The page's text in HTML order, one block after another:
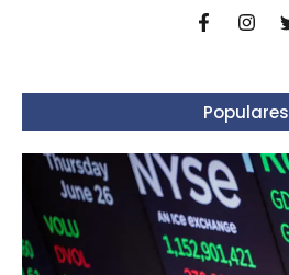
Populares